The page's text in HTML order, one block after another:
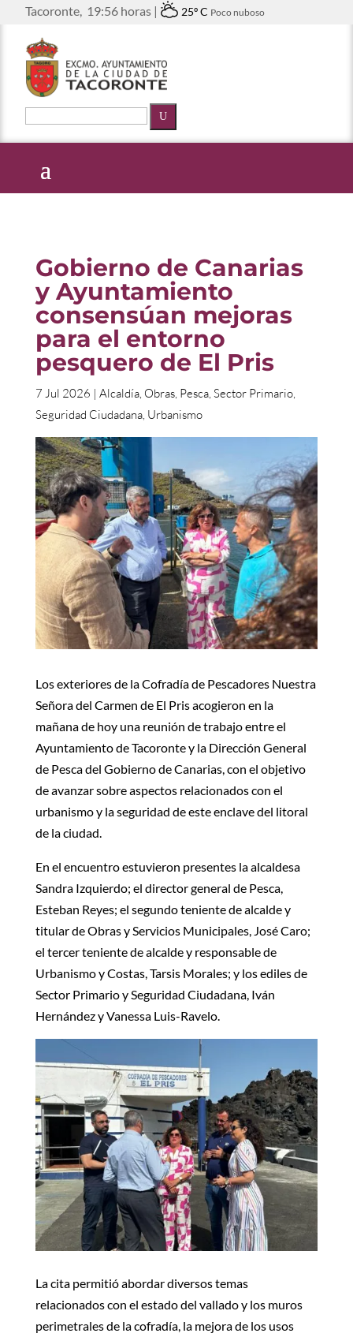
Tacoronte, 19:56 horas | 25º C Poco nuboso
U
Gobierno de Canarias
y Ayuntamiento
consensúan mejoras
para el entorno
pesquero de El Pris
7 Jul 2026 | Alcaldía, Obras, Pesca, Sector Primario,
Seguridad Ciudadana, Urbanismo
Los exteriores de la Cofradía de Pescadores Nuestra
Señora del Carmen de El Pris acogieron en la
mañana de hoy una reunión de trabajo entre el
Ayuntamiento de Tacoronte y la Dirección General
de Pesca del Gobierno de Canarias, con el objetivo
de avanzar sobre aspectos relacionados con el
urbanismo y la seguridad de este enclave del litoral
de la ciudad.
En el encuentro estuvieron presentes la alcaldesa
Sandra Izquierdo; el director general de Pesca,
Esteban Reyes; el segundo teniente de alcalde y
titular de Obras y Servicios Municipales, José Caro;
el tercer teniente de alcalde y responsable de
Urbanismo y Costas, Tarsis Morales; y los ediles de
Sector Primario y Seguridad Ciudadana, Iván
Hernández y Vanessa Luis-Ravelo.
La cita permitió abordar diversos temas
relacionados con el estado del vallado y los muros
perimetrales de la cofradía, la mejora de los usos